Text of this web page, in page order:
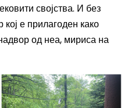
својства. И без
кој е прилагоден како
од неа, мириса на